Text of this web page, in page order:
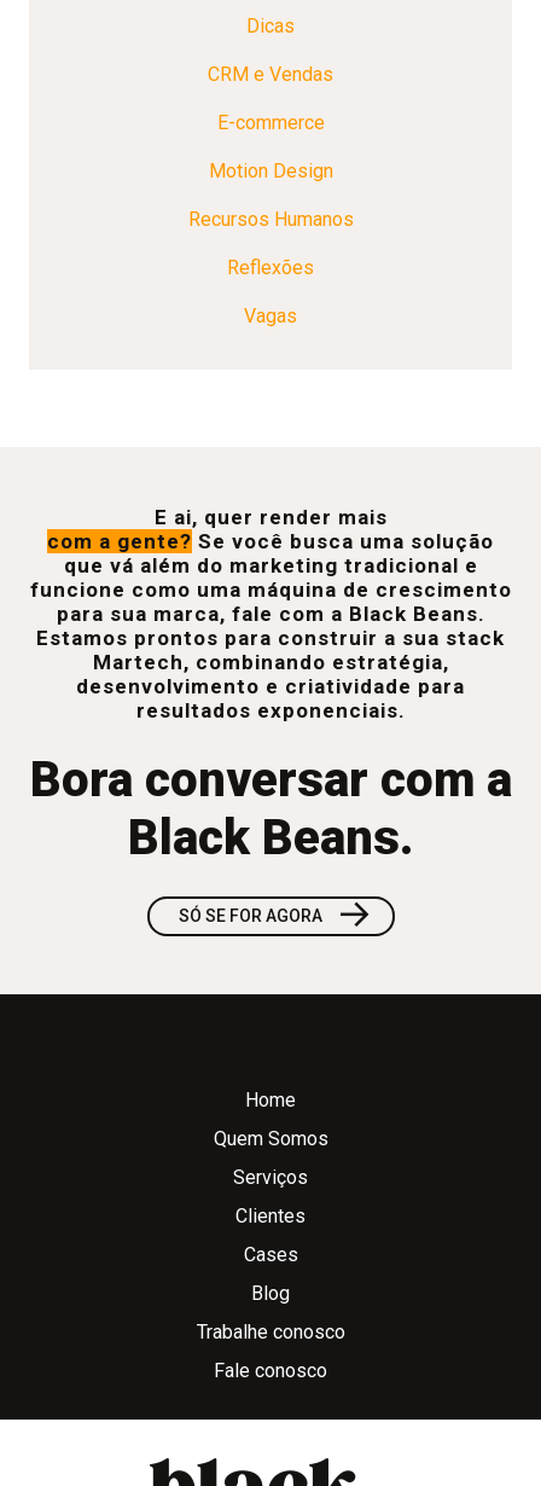
Dicas
CRM e Vendas
E-commerce
Motion Design
Recursos Humanos
Reflexões
Vagas
E ai, quer render mais
com a gente? Se você busca uma solução
que vá além do marketing tradicional e
funcione como uma máquina de crescimento
para sua marca, fale com a Black Beans.
Estamos prontos para construir a sua stack
Martech, combinando estratégia,
desenvolvimento e criatividade para
resultados exponenciais.
Bora conversar com a
Black Beans.
SÓ SE FOR AGORA →
Home
Quem Somos
Serviços
Clientes
Cases
Blog
Trabalhe conosco
Fale conosco